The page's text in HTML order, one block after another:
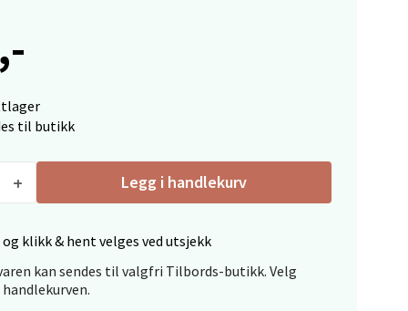
til butikk
Legg i handlekurv
klikk & hent velges ved utsjekk
kan sendes til valgfri Tilbords-butikk. Velg